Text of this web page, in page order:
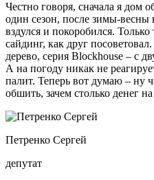
Честно говоря, сначала я дом
один сезон, после зимы-весны
вздулся и покоробился.
сайдинг, как друг
дерево, серия Blockhouse – с
А на погоду никак не
палит. Теперь вот думаю – ну
обшить, зачем столько денег
Петренко Сергей
депутат